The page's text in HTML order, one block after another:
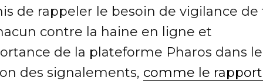
de rappeler le besoin de vigilance
contre la haine en ligne et
de la plateforme Pharos dans le
des signalements, comme le